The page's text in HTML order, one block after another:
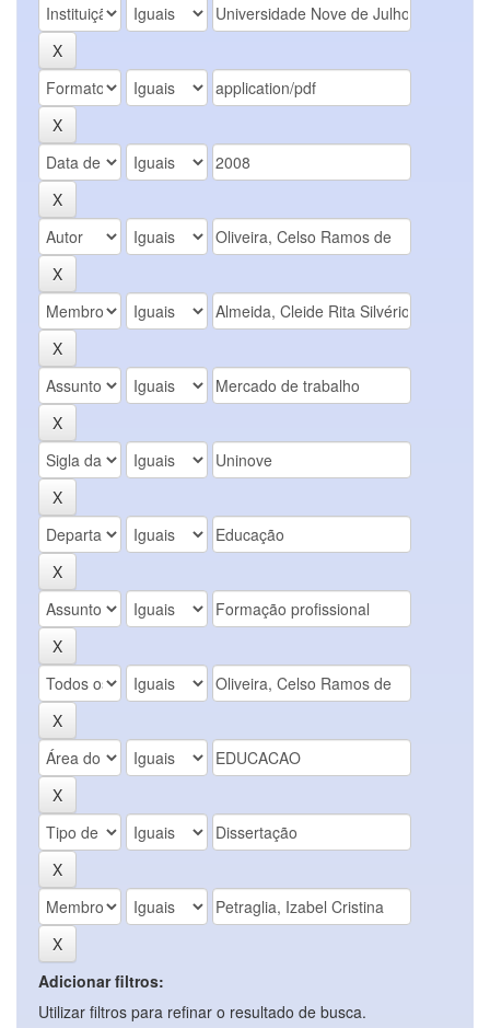
Adicionar filtros:
Utilizar filtros para refinar o resultado de busca.